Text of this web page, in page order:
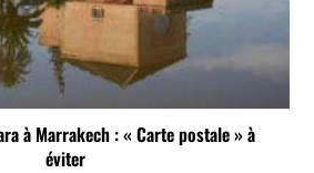
à Marrakech : « Carte postale » à
éviter